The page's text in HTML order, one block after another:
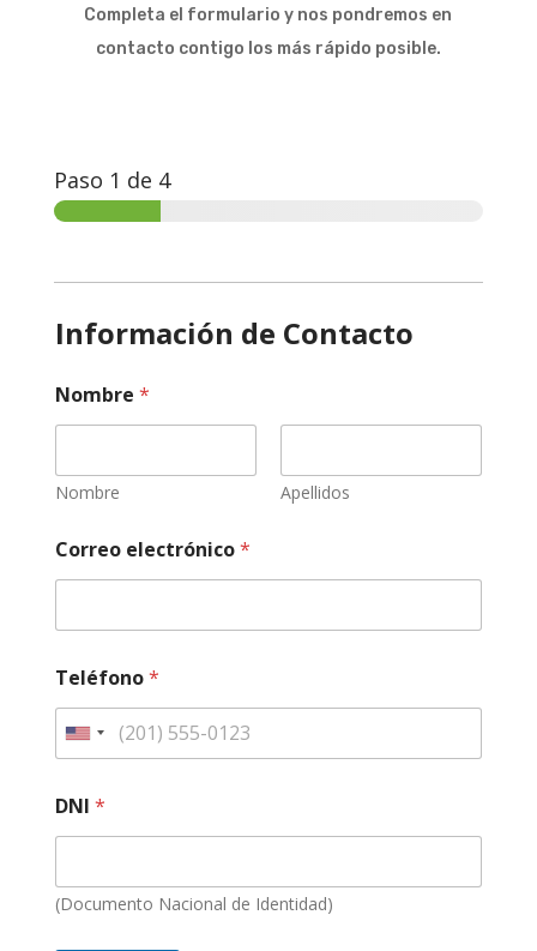
Completa el formulario y nos pondremos en
contacto contigo los más rápido posible.
Paso 1 de 4
Información de Contacto
Nombre *
Nombre Apellidos
Correo electrónico*
Teléfono*
DNI *
(Documento Nacional de Identidad)